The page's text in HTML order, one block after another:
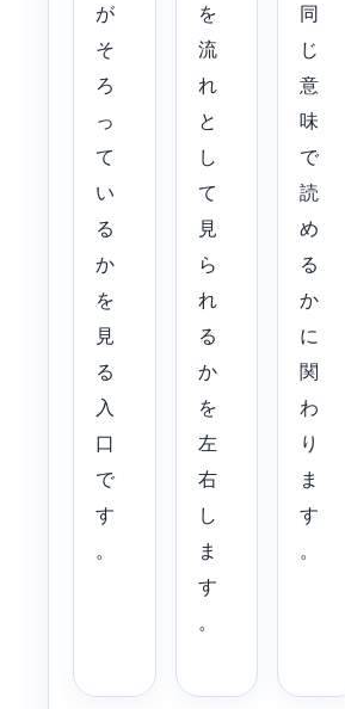
が
そ
ろ
っ
て
い
る
か
を
見
る
入
口
で
す
。
を
流
れ
と
し
て
見
ら
れ
る
か
を
左
右
し
ま
す
。
同
じ
意
味
で
読
め
る
か
に
関
わ
り
ま
す
。